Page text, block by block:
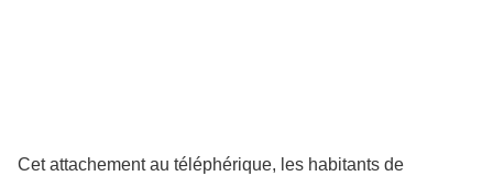
Cet attachement au téléphérique, les habitants de